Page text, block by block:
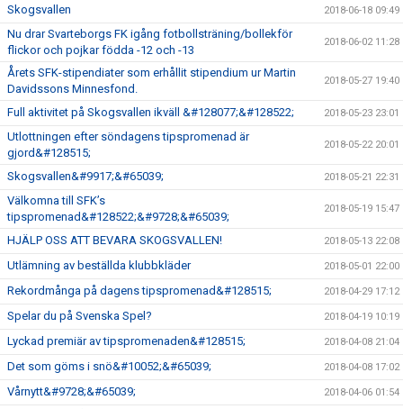
Skogsvallen 2018-06-18 09:49
Nu drar Svarteborgs FK igång fotbollsträning/bollekför
flickor och pojkar födda -12 och -13
2018-06-02 11:28
Årets SFK-stipendiater som erhållit stipendium ur Martin
Davidssons Minnesfond.
2018-05-27 19:40
Full aktivitet på Skogsvallen ikväll &#128077;&#128522; 2018-05-23 23:01
Utlottningen efter söndagens tipspromenad är
gjord&#128515;
2018-05-22 20:01
Skogsvallen&#9917;&#65039; 2018-05-21 22:31
Välkomna till SFK’s
tipspromenad&#128522;&#9728;&#65039;
2018-05-19 15:47
HJÄLP OSS ATT BEVARA SKOGSVALLEN! 2018-05-13 22:08
Utlämning av beställda klubbkläder 2018-05-01 22:00
Rekordmånga på dagens tipspromenad&#128515; 2018-04-29 17:12
Spelar du på Svenska Spel? 2018-04-19 10:19
Lyckad premiär av tipspromenaden&#128515; 2018-04-08 21:04
Det som göms i snö&#10052;&#65039; 2018-04-08 17:02
Vårnytt&#9728;&#65039; 2018-04-06 01:54